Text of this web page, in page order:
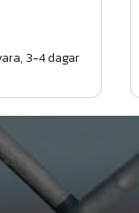
3-4 dagar